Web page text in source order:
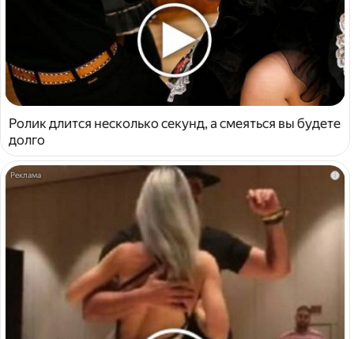
Ролик длится несколько секунд, а смеяться вы будете
долго
i